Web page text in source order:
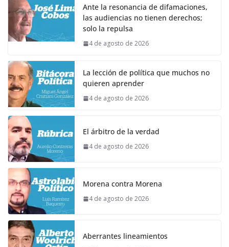
Ante la resonancia de difamaciones,
las audiencias no tienen derechos;
solo la repulsa
4 de agosto de 2026
La lección de política que muchos no
quieren aprender
4 de agosto de 2026
El árbitro de la verdad
4 de agosto de 2026
Morena contra Morena
4 de agosto de 2026
Aberrantes lineamientos